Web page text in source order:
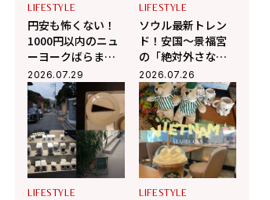
LIFESTYLE
円安も怖くない！
1000円以内のニュ
ーヨークばらまき
土産6選【センス抜
群】
2026.07.29
LIFESTYLE
ソウル最新トレン
ド！安国〜景福宮
の「絶対外さな
い」お洒落ショッ
プ巡り【韓国旅】
2026.07.26
LIFESTYLE LIFESTYLE